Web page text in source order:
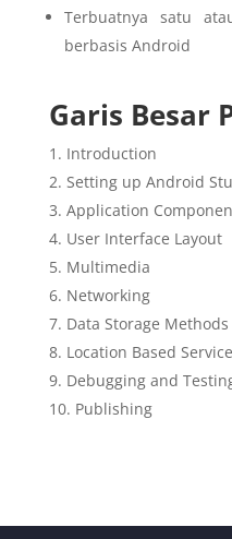
Terbuatnya satu
berbasis Android
Garis Besar
Introduction
Setting up Android
Application
User Interface Layout
Multimedia
Networking
Data Storage Methods
Location Based
Debugging and
Publishing